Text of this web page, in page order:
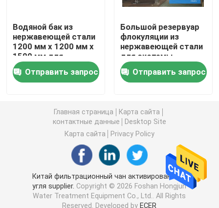
Промышленные системы очищения питьевой воды
Мобильный завод очистки воды
Завод водоочистки реки
Пакет водоочистной станции
Водоросль ЭДИ
Водяной бак из
нержавеющей стали
1200 мм x 1200 мм x
1500 мм для
промышленных и
коммерческих нужд
Отправить запрос
Большой резервуар
флокуляции из
нержавеющей стали
для системы
очистки воды
Отправить запрос
Главная страница
Карта сайта
контактные данные
Desktop Site
Карта сайта
Privacy Policy
Китай фильтрационный чан активированного
угля supplier. Copyright © 2026 Foshan Hongjun
Water Treatment Equipment Co., Ltd.. All Rights
Reserved. Developed by ECER